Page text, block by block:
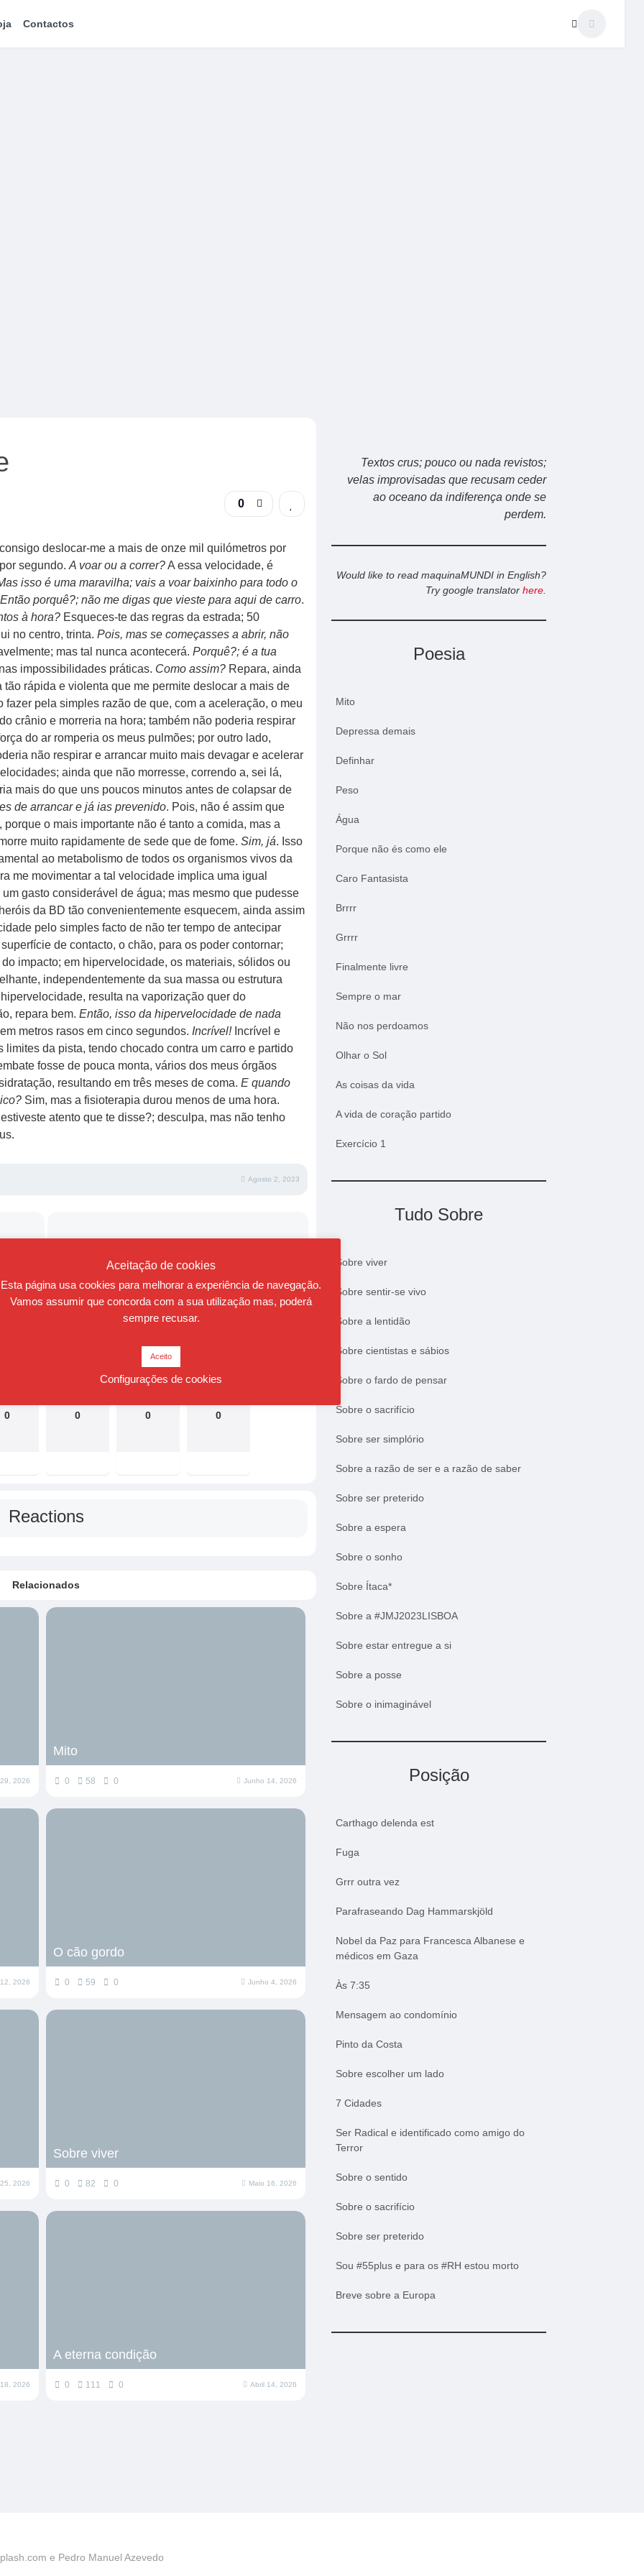
Contactos
0
deslocar-me a mais de onze mil quilómetros por
segundo.A voar ou a correr?A essa velocidade, é
isso é uma maravilha; vais a voar baixinho para todo o
Então porquê?; não me digas que vieste para aqui de carro.
à hora? Esqueces-te das regras da estrada; 50
no centro, trinta.Pois, mas se começasses a abrir, não
mas tal nunca acontecerá.Porquê?; é a tua
impossibilidades práticas. Como assim? Repara, ainda
rápida e violenta que me permite deslocar a mais de
pela simples razão de que, com a aceleração, o meu
crânio e morreria na hora; também não poderia respirar
do ar romperia os meus pulmões; por outro lado,
não respirar e arrancar muito mais devagar e acelerar
ainda que não morresse, correndo a, sei lá,
mais do que uns poucos minutos antes de colapsar de
de arrancar e já ias prevenido. Pois, não é assim que
o mais importante não é tanto a comida, mas a
muito rapidamente de sede que de fome.Sim, já. Isso
ao metabolismo de todos os organismos vivos da
me movimentar a tal velocidade implica uma igual
gasto considerável de água; mas mesmo que pudesse
da BD tão convenientemente esquecem, ainda assim
pelo simples facto de não ter tempo de antecipar
de contacto, o chão, para os poder contornar;
impacto; em hipervelocidade, os materiais, sólidos ou
independentemente da sua massa ou estrutura
resulta na vaporização quer do
repara bem.Então, isso da hipervelocidade de nada
metros rasos em cinco segundos. Incrível!Incrível e
da pista, tendo chocado contra um carro e partido
fosse de pouca monta, vários dos meus órgãos
resultando em três meses de coma.E quando
Sim, mas a fisioterapia durou menos de uma hora.
atento que te disse?; desculpa, mas não tenho
Agosto 2, 2023
0 0 0 0
Reactions
Relacionados
2026
Mito
0 58 0 Junho 14, 2026
2026
O cão gordo
0 59 0 Junho 4, 2026
2026
Sobre viver
0 82 0 Maio 16, 2026
2026
A eterna condição
0 111 0 Abril 14, 2026
Textos crus; pouco ou nada revistos;
velas improvisadas que recusam ceder
ao oceano da indiferença onde se
perdem.
Would like to read maquinaMUNDI in English?
Try google translator here.
Poesia
Mito
Depressa demais
Definhar
Peso
Água
Porque não és como ele
Caro Fantasista
Brrrr
Grrrr
Finalmente livre
Sempre o mar
Não nos perdoamos
Olhar o Sol
As coisas da vida
A vida de coração partido
Exercício 1
Tudo Sobre
Sobre viver
Sobre sentir-se vivo
Sobre a lentidão
Sobre cientistas e sábios
Sobre o fardo de pensar
Sobre o sacrifício
Sobre ser simplório
Sobre a razão de ser e a razão de saber
Sobre ser preterido
Sobre a espera
Sobre o sonho
Sobre Ítaca*
Sobre a #JMJ2023LISBOA
Sobre estar entregue a si
Sobre a posse
Sobre o inimaginável
Posição
Carthago delenda est
Fuga
Grrr outra vez
Parafraseando Dag Hammarskjöld
Nobel da Paz para Francesca Albanese e
médicos em Gaza
Às 7:35
Mensagem ao condomínio
Pinto da Costa
Sobre escolher um lado
7 Cidades
Ser Radical e identificado como amigo do
Terror
Sobre o sentido
Sobre o sacrifício
Sobre ser preterido
Sou #55plus e para os #RH estou morto
Breve sobre a Europa
e Pedro Manuel Azevedo
Aceitação de cookies
Esta página usa cookies para melhorar a experiência de navegação.
Vamos assumir que concorda com a sua utilização mas, poderá
sempre recusar.
Aceito
Configurações de cookies